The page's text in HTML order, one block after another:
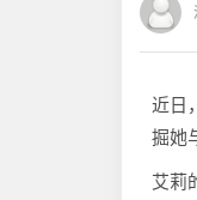
近日
掘她
艾莉